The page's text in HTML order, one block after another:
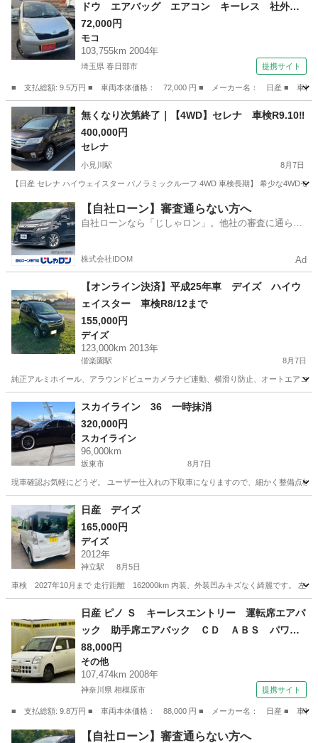
ドウ エアバッグ エアコン キーレス 社外ナ
ビ ＣＤ ＤＶＤ ＥＴＣ 社外ＡＷ （検9.12）
72,000円
モコ
103,755km 2004年
埼玉県 春日部市 提携サイト
■ 支払総額: 9.5万円 ■ 車両本体価格： 72,000 円 ■ メーカー名： 日産 ■ 車
埼玉 春日部市 モコ
無くなり次第終了｜【4WD】セレナ 車検R9.10‼️
400,000円
セレナ
小見川駅 8月7日
【日産 セレナ ハイウェイスター パノラミックルーフ 4WD 車検長期】 希少な4WD
茨城 神栖市 小見川駅 セレナ パノラミックルーフ
【自社ローン】審査通らない方へ
自社ローンなら「じしゃロン」。他社の審査に通らな
株式会社IDOM Ad
【オンライン決済】平成25年車 デイズ ハイウ
ェイスター 車検R8/12まで
155,000円
デイズ
123,000km 2013年
偕楽園駅 8月7日
純正アルミホイール、アラウンドビューカメラナビ連動、横滑り防止、オートエアコ
茨城 水戸市 偕楽園駅
スカイライン 36 一時抹消
320,000円
スカイライン
96,000km
坂東市 8月7日
現車確認お気軽にどうぞ。 ユーザー仕入れの下取車になりますので、細かく整備点
茨城 坂東市 スカイライン
日産 デイズ
165,000円
デイズ
2012年
神立駅 8月5日
車検 2027年10月まで 走行距離 162000km 内装、外装凹みキズなく綺麗です。 左側
かすみがうら市 神立駅 走行距離
日産 ピノ Ｓ キーレスエントリー 運転席エアバ
ック 助手席エアバック ＣＤ ＡＢＳ パワー
ステアリング （検9.9）
88,000円
その他
107,474km 2008年
神奈川県 相模原市 提携サイト
■ 支払総額: 9.8万円 ■ 車両本体価格： 88,000 円 ■ メーカー名： 日産 ■ 車
神奈川 相模原市 その他
【自社ローン】審査通らない方へ